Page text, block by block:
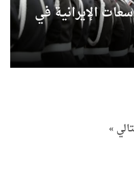
الإيرانية في
»